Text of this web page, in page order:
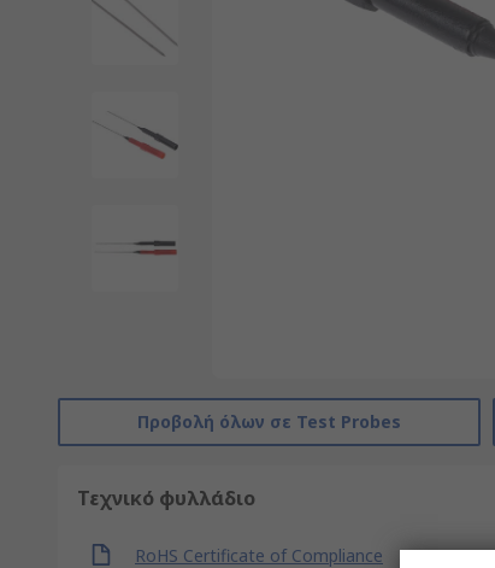
Προβολή όλων σε Test Probes
Τεχνικό φυλλάδιο
RoHS Certificate of Compliance